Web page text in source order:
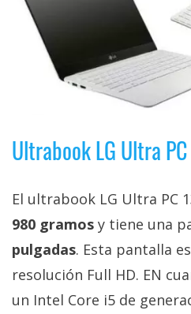
Sobre
nosotros
Publicidad
opciones
de
/
Aviso
Legal
comunicación
Ultrabook LG Ultra
El ultrabook LG Ultra PC
980 gramos y tiene una
pulgadas. Esta pantalla
resolución Full HD. EN
un Intel Core i5 de